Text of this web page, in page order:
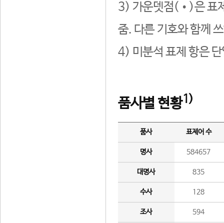
3) 가운뎃점(•)은 표
줌. 다른 기호와 함께
4) 미분석 표제 항은
품사별 현황1)
품사 표제어 수
명사 584657
대명사 835
수사 128
조사 594